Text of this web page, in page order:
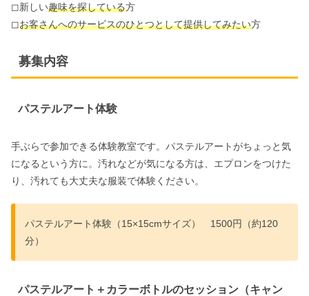
◻︎新しい趣味を探している方
◻︎お客さんへのサービスのひとつとして提供してみたい方
募集内容
パステルアート体験
手ぶらで参加できる体験教室です。パステルアートがちょっと気
になるという方に。汚れなどが気になる方は、エプロンをつけた
り、汚れても大丈夫な服装で体験ください。
パステルアート体験（15×15cmサイズ） 1500円（約120
分）
パステルアート＋カラーボトルのセッション（キャン